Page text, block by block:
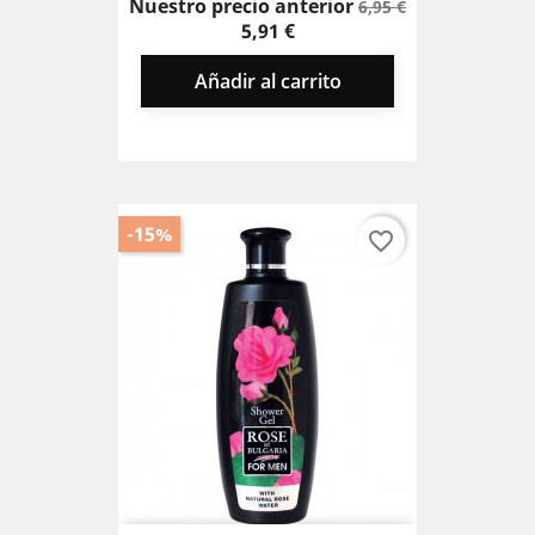
Nuestro precio anterior 6,95 €
5,91 €
Añadir al carrito
-15% favorite_border